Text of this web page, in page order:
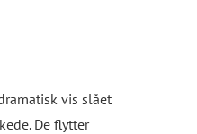
vis slået
De flytter